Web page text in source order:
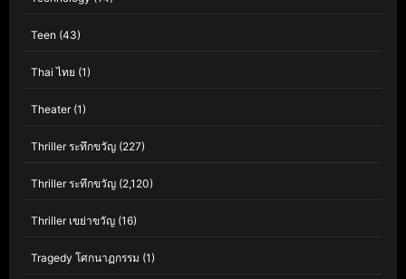
Teen (43)
Thai ไทย (1)
Theater(1)
Thriller ระทึกขวัญ (227)
Thriller ระทึกขวัญ (2,120)
Thriller เขย่าขวัญ (16)
Tragedy โศกนาฏกรรม (1)